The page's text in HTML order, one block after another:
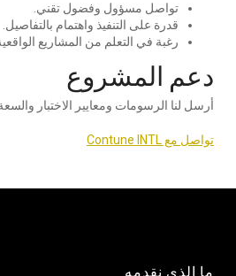
تواصل مسؤول وفضول تقني.
قدرة على التنفيذ واهتمام بالتفاصيل.
رغبة في التعلم من المشاريع
دعم المشروع
أرسل لنا الرسومات ومعايير الاختبار
تواصل مع Contune INTL
ما الذي نقدمه